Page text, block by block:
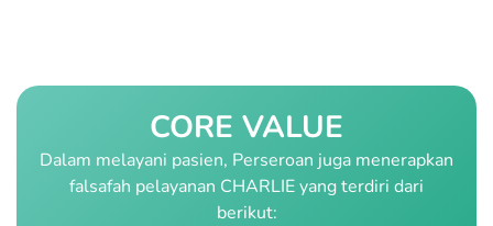
CORE VALUE
Dalam melayani pasien, Perseroan juga menerapkan
falsafah pelayanan CHARLIE yang terdiri dari
berikut: